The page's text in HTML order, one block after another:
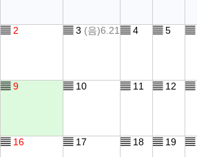
▤ 2 ▤ 3 (음)6.21 ▤ 4 ▤ 5 ▤
▤ 9 ▤ 10 ▤ 11 ▤ 12 ▤
▤ 16 ▤ 17 ▤ 18 ▤ 19 ▤